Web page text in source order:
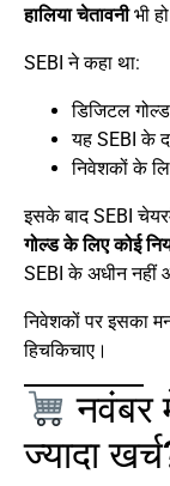
हालिया चेतावनीभी
SEBI ने कहा था:
डिजिटल गोल्ड
यह SEBI के
निवेशकों के
इसके बाद SEBI
गोल्ड के लिए कोई
SEBI के अधीन नहीं
निवेशकों पर इसका
हिचकिचाए।
नवंबर
ज्यादा